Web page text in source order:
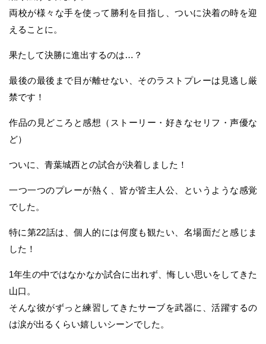
両校が様々な手を使って勝利を目指し、ついに決着の時を迎
えることに。
果たして決勝に進出するのは…？
最後の最後まで目が離せない、そのラストプレーは見逃し厳
禁です！
作品の見どころと感想（ストーリー・好きなセリフ・声優な
ど）
ついに、青葉城西との試合が決着しました！
一つ一つのプレーが熱く、皆が皆主人公、というような感覚
でした。
特に第22話は、個人的には何度も観たい、名場面だと感じま
した！
1年生の中ではなかなか試合に出れず、悔しい思いをしてきた
山口。
そんな彼がずっと練習してきたサーブを武器に、活躍するの
は涙が出るくらい嬉しいシーンでした。